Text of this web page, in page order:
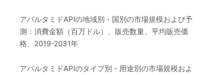
アパルタミドAPIの地域別・国別の市場規模および予
測：消費金額（百万ドル）、販売数量、平均販売価
格、2019-2031年
アパルタミドAPIのタイプ別・用途別の市場規模およ